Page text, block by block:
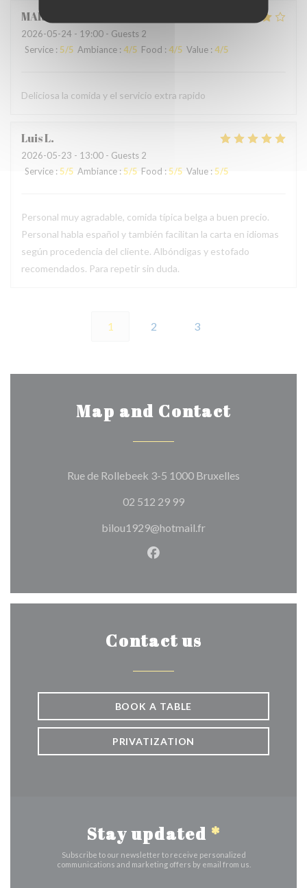
MARCELA
2026-05-24 - 19:00 - Guests 2
Service : 5/5 Ambiance : 4/5 Food : 4/5 Value : 4/5
Deliciosa la comida y el servicio extra rapido
LuisL
2026-05-23 - 13:00 - Guests 2
Service :5/5 Ambiance :5/5 Food :5/5 Value :5/5
Personal muy agradable, comida típica belga a buen precio.
Personal habla español y también facilitan la carta en idiomas
según procedencia del cliente. Albóndigas y estofado
recomendados. Para repetir sin duda.
1 2 3
Map and Contact
Rue de Rollebeek 3-5 1000 Bruxelles
02 512 29 99
bilou1929@hotmail.fr
Facebook ((opens in a new
Contact us
BOOK A TABLE
PRIVATIZATION
Stay updated *
Subscribe to our newsletter to receive personalized
communications and marketing offers by email from us.